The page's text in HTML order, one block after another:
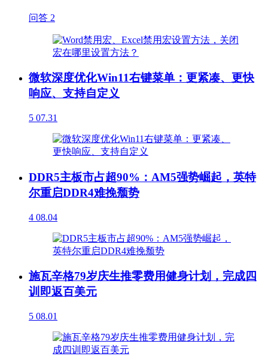
问答 2
微软深度优化Win11右键菜单：更紧凑、更快
响应、支持自定义
5 07.31
DDR5主板市占超90%：AM5强势崛起，英特
尔重启DDR4难挽颓势
4 08.04
施瓦辛格79岁庆生推零费用健身计划，完成四
训即返百美元
5 08.01